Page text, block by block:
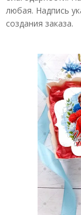
любая. Надпись
создания заказа.